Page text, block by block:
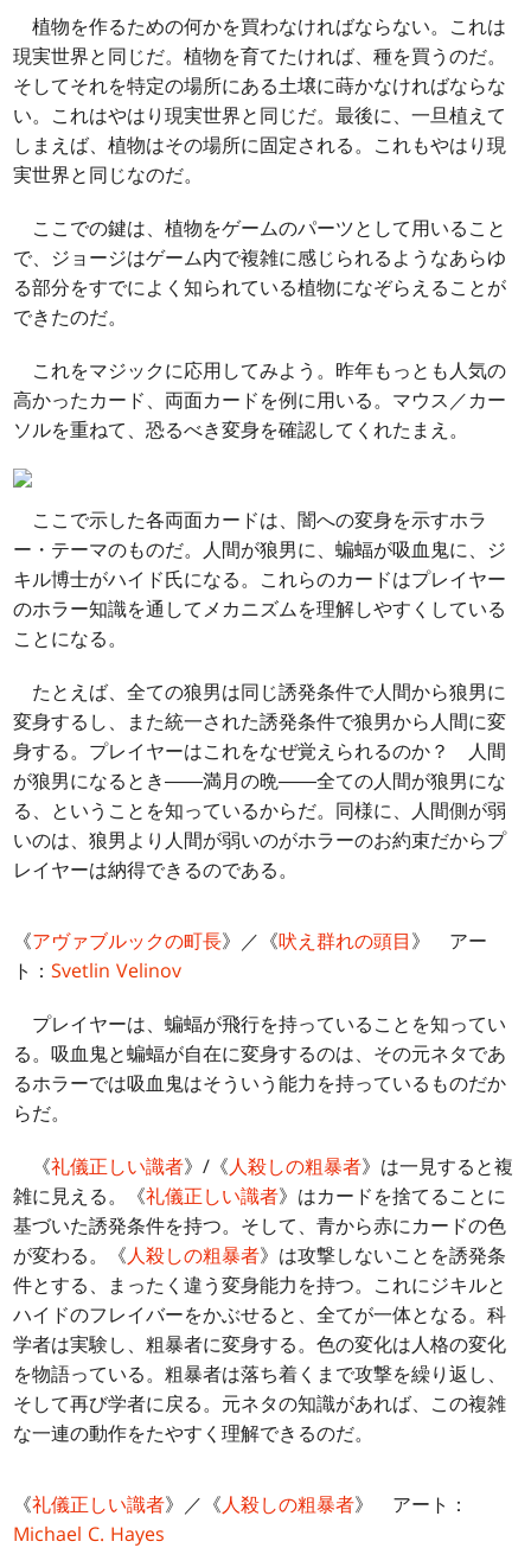
植物を作るための何かを買わなければならない。これは
現実世界と同じだ。植物を育てたければ、種を買うのだ。
そしてそれを特定の場所にある土壌に蒔かなければならな
い。これはやはり現実世界と同じだ。最後に、一旦植えて
しまえば、植物はその場所に固定される。これもやはり現
実世界と同じなのだ。
ここでの鍵は、植物をゲームのパーツとして用いること
で、ジョージはゲーム内で複雑に感じられるようなあらゆ
る部分をすでによく知られている植物になぞらえることが
できたのだ。
これをマジックに応用してみよう。昨年もっとも人気の
高かったカード、両面カードを例に用いる。マウス／カー
ソルを重ねて、恐るべき変身を確認してくれたまえ。
ここで示した各両面カードは、闇への変身を示すホラ
ー・テーマのものだ。人間が狼男に、蝙蝠が吸血鬼に、ジ
キル博士がハイド氏になる。これらのカードはプレイヤー
のホラー知識を通してメカニズムを理解しやすくしている
ことになる。
たとえば、全ての狼男は同じ誘発条件で人間から狼男に
変身するし、また統一された誘発条件で狼男から人間に変
身する。プレイヤーはこれをなぜ覚えられるのか？ 人間
が狼男になるとき――満月の晩――全ての人間が狼男にな
る、ということを知っているからだ。同様に、人間側が弱
いのは、狼男より人間が弱いのがホラーのお約束だからプ
レイヤーは納得できるのである。
《アヴァブルックの町長》／《吠え群れの頭目》 アー
ト：Svetlin Velinov
プレイヤーは、蝙蝠が飛行を持っていることを知ってい
る。吸血鬼と蝙蝠が自在に変身するのは、その元ネタであ
るホラーでは吸血鬼はそういう能力を持っているものだか
らだ。
《礼儀正しい識者》/《人殺しの粗暴者》は一見すると複
雑に見える。《礼儀正しい識者》はカードを捨てることに
基づいた誘発条件を持つ。そして、青から赤にカードの色
が変わる。《人殺しの粗暴者》は攻撃しないことを誘発条
件とする、まったく違う変身能力を持つ。これにジキルと
ハイドのフレイバーをかぶせると、全てが一体となる。科
学者は実験し、粗暴者に変身する。色の変化は人格の変化
を物語っている。粗暴者は落ち着くまで攻撃を繰り返し、
そして再び学者に戻る。元ネタの知識があれば、この複雑
な一連の動作をたやすく理解できるのだ。
《礼儀正しい識者》／《人殺しの粗暴者》 アート：
Michael C. Hayes